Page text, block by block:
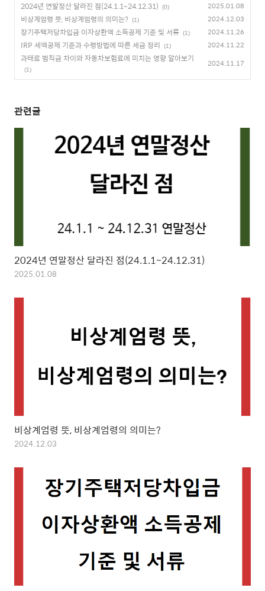
2024년 연말정산 달라진 점(24.1.1~24.12.31)
(0) 2025.01.08
비상계엄령 뜻, 비상계엄령의 의미는? (1) 2024.12.03
장기주택저당차입금 이자상환액 소득공제 기준 및 서류 (1) 2024.11.26
IRP 세액공제 기준과 수령방법에 따른 세금 정리 (1) 2024.11.22
과태료 범칙금 차이와 자동차보험료에 미치는 영향 알아보기
(1)
2024.11.17
관련글
2024년 연말정산 달라진 점(24.1.1~24.12.31)
2025.01.08
비상계엄령 뜻, 비상계엄령의 의미는?
2024.12.03